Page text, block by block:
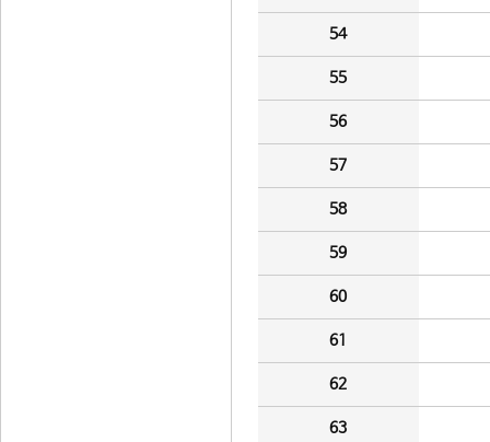
54
55
56
57
58
59
60
61
62
63